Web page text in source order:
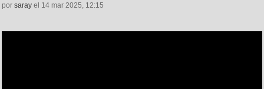
por saray el 14 mar 2025, 12:15